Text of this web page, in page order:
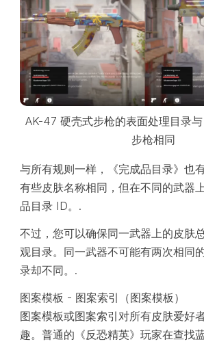
AK-47 硬壳式步枪的表面处理目录
步枪相同
与所有规则一样，《完成品目录》也
有些皮肤名称相同，但在不同的武器
品目录 ID。.
不过，您可以确保同一武器上的皮肤
观目录。同一武器不可能有两次相同
录却不同。.
图案模板 - 图案索引（图案模板）
图案模板或图案索引对所有皮肤爱好
趣。普通的《反恐精英》玩家在查找